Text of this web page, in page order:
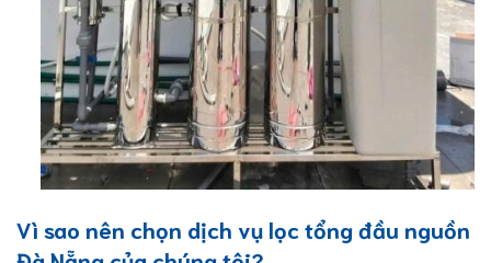
Vì sao nên chọn dịch vụ lọc tổng đầu nguồn